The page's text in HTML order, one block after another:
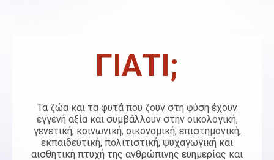
ΓΙΑΤΙ;
Τα ζώα και τα φυτά που ζουν στη φύση έχουν
εγγενή αξία και συμβάλλουν στην οικολογική,
γενετική, κοινωνική, οικονομική, επιστημονική,
εκπαιδευτική, πολιτιστική, ψυχαγωγική και
αισθητική πτυχή της ανθρώπινης ευημερίας και